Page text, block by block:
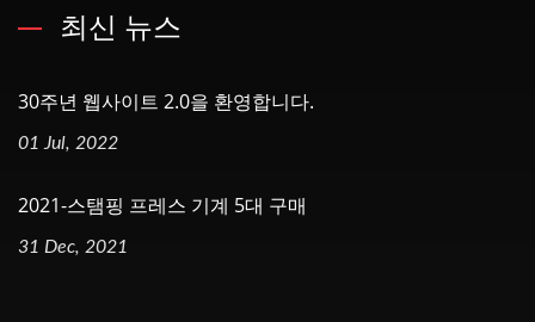
최신 뉴스
30주년 웹사이트 2.0을 환영합니다.
01 Jul, 2022
2021-스탬핑 프레스 기계 5대 구매
31 Dec, 2021